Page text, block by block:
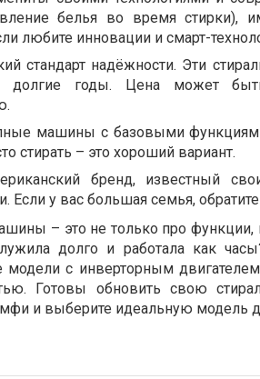
белья во время стирки),
любите инновации и смарт-
стандарт надёжности. Эти
долгие годы. Цена может
машины с базовыми
стирать – это хороший вариант.
бренд, известный
Если у вас большая семья,
– это не только про функции,
долго и работала как
модели с инверторным
Готовы обновить свою
и выберите идеальную модель